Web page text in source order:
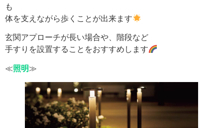
も
体を支えながら歩くことが出来ます
玄関アプローチが長い場合や、階段など
手すりを設置することをおすすめします
≪照明≫